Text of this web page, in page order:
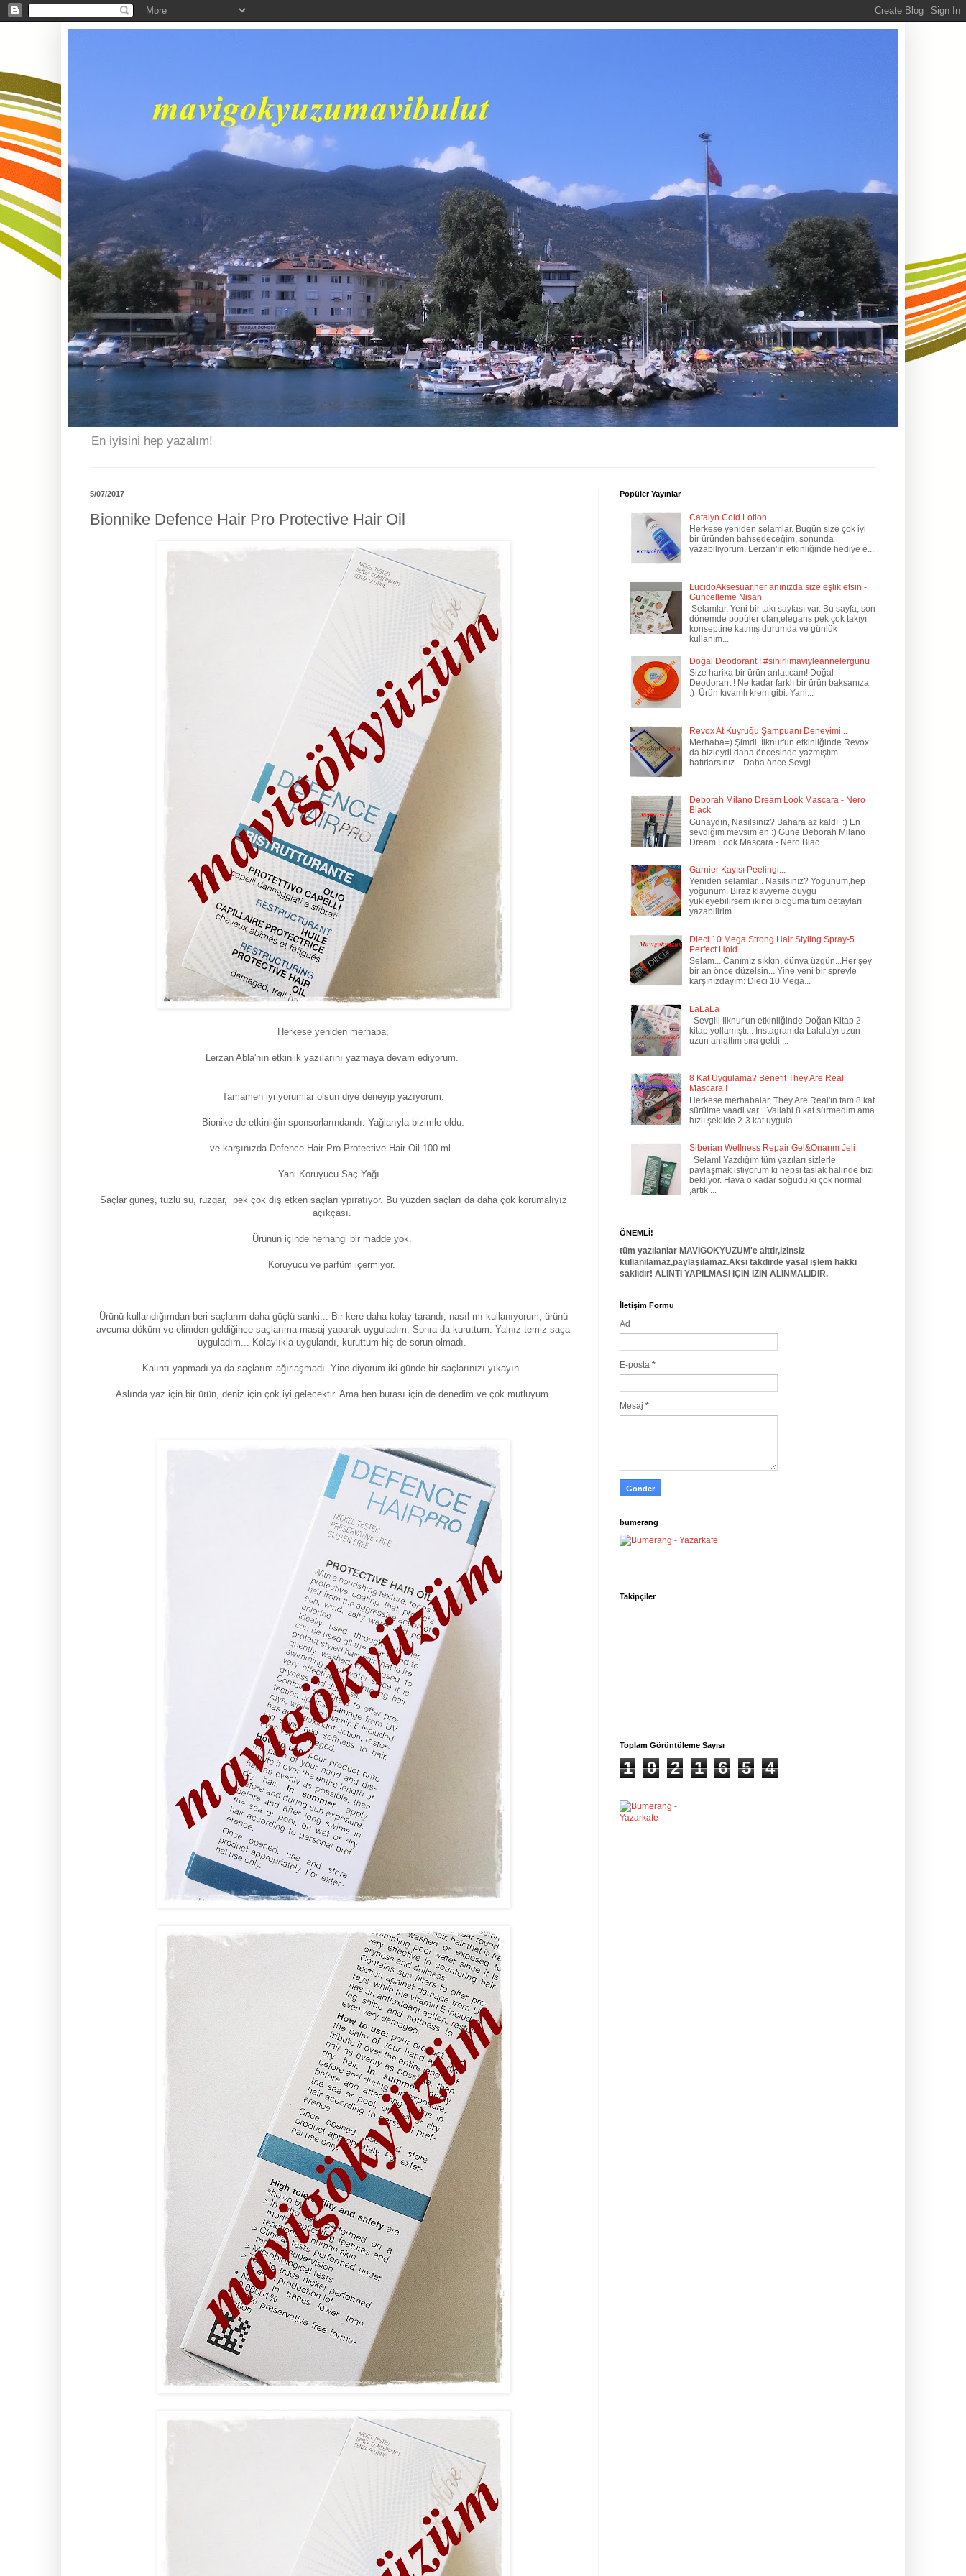
En iyisini hep yazalım!
5/07/2017
Bionnike Defence Hair Pro Protective Hair Oil
Herkese yeniden merhaba,
Lerzan Abla'nın etkinlik yazılarını yazmaya devam ediyorum.
Tamamen iyi yorumlar olsun diye deneyip yazıyorum.
Bionike de etkinliğin sponsorlarındandı. Yağlarıyla bizimle oldu.
ve karşınızda Defence Hair Pro Protective Hair Oil 100 ml.
Yani Koruyucu Saç Yağı...
Saçlar güneş, tuzlu su, rüzgar, pek çok dış etken saçları ypıratıyor. Bu yüzden saçları da daha çok korumalıyız
açıkçası.
Ürünün içinde herhangi bir madde yok.
Koruyucu ve parfüm içermiyor.
Ürünü kullandığımdan beri saçlarım daha güçlü sanki... Bir kere daha kolay tarandı, nasıl mı kullanıyorum, ürünü
avcuma döküm ve elimden geldiğince saçlarıma masaj yaparak uyguladım. Sonra da kuruttum. Yalnız temiz saça
uyguladım... Kolaylıkla uygulandı, kuruttum hiç de sorun olmadı.
Kalıntı yapmadı ya da saçlarım ağırlaşmadı. Yine diyorum iki günde bir saçlarınızı yıkayın.
Aslında yaz için bir ürün, deniz için çok iyi gelecektir. Ama ben burası için de denedim ve çok mutluyum.
Popüler Yayınlar
Catalyn Cold Lotion
Herkese yeniden selamlar. Bugün size çok iyi
bir üründen bahsedeceğim, sonunda
yazabiliyorum. Lerzan'ın etkinliğinde hediye e...
LucidoAksesuar,her anınızda size eşlik etsin -
Güncelleme Nisan
Selamlar, Yeni bir takı sayfası var. Bu sayfa, son
dönemde popüler olan,elegans pek çok takıyı
konseptine katmış durumda ve günlük
kullanım...
Doğal Deodorant ! #sihirlimaviyleannelergünü
Size harika bir ürün anlatıcam! Doğal
Deodorant ! Ne kadar farklı bir ürün baksanıza
:) Ürün kıvamlı krem gibi. Yani...
Revox At Kuyruğu Şampuanı Deneyimi...
Merhaba=) Şimdi, İlknur'un etkinliğinde Revox
da bizleydi daha öncesinde yazmıştım
hatırlarsınız... Daha önce Sevgi...
Deborah Milano Dream Look Mascara - Nero
Black
Günaydın, Nasılsınız? Bahara az kaldı :) En
sevdiğim mevsim en :) Güne Deborah Milano
Dream Look Mascara - Nero Blac...
Garnier Kayısı Peelingi...
Yeniden selamlar... Nasılsınız? Yoğunum,hep
yoğunum. Biraz klavyeme duygu
yükleyebilirsem ikinci bloguma tüm detayları
yazabilirim....
Dieci 10 Mega Strong Hair Styling Spray-5
Perfect Hold
Selam... Canımız sıkkın, dünya üzgün...Her şey
bir an önce düzelsin... Yine yeni bir spreyle
karşınızdayım: Dieci 10 Mega...
LaLaLa
Sevgili İlknur'un etkinliğinde Doğan Kitap 2
kitap yollamıştı... Instagramda Lalala'yı uzun
uzun anlattım sıra geldi ...
8 Kat Uygulama? Benefit They Are Real
Mascara !
Herkese merhabalar, They Are Real'ın tam 8 kat
sürülme vaadi var... Vallahi 8 kat sürmedim ama
hızlı şekilde 2-3 kat uygula...
Siberian Wellness Repair Gel&Onarım Jeli
Selam! Yazdığım tüm yazıları sizlerle
paylaşmak istiyorum ki hepsi taslak halinde bizi
bekliyor. Hava o kadar soğudu,ki çok normal
,artık ...
ÖNEMLİ!
tüm yazılanlar MAVİGOKYUZUM'e aittir,izinsiz
kullanılamaz,paylaşılamaz.Aksi takdirde yasal işlem hakkı
saklıdır! ALINTI YAPILMASI İÇİN İZİN ALINMALIDIR.
İletişim Formu
Ad
E-posta *
Mesaj *
bumerang
Takipçiler
Toplam Görüntüleme Sayısı
1 0 2 1 6 5 4